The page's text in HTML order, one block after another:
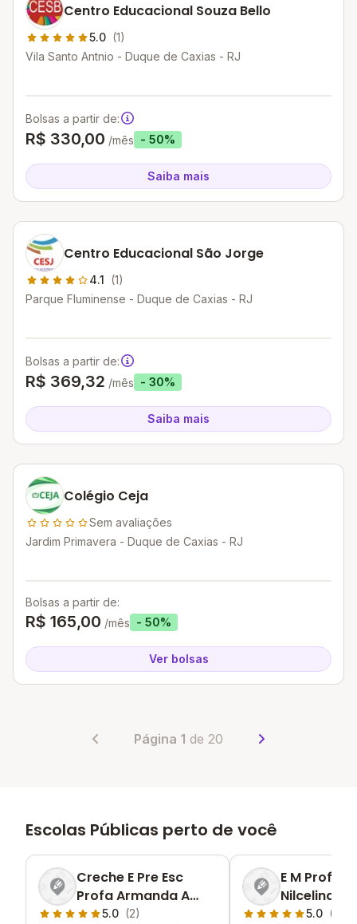
Centro Educacional Souza Bello
5.0 (1)
Vila Santo Antnio - Duque de Caxias - RJ
Bolsas a partir de:
R$ 330,00 /mês - 50%
Saiba mais
Centro Educacional São Jorge
4.1 (1)
Parque Fluminense - Duque de Caxias - RJ
Bolsas a partir de:
R$ 369,32 /mês - 30%
Saiba mais
Colégio Ceja
Sem avaliações
Jardim Primavera - Duque de Caxias - RJ
Bolsas a partir de:
R$ 165,00 /mês - 50%
Ver bolsas
Página 1 de 20
Escolas Públicas perto de você
Creche E Pre Esc
Profa Armanda A
Alberto
5.0 (2)
E M
Nilcelina
Ferreira
5.0 (2)